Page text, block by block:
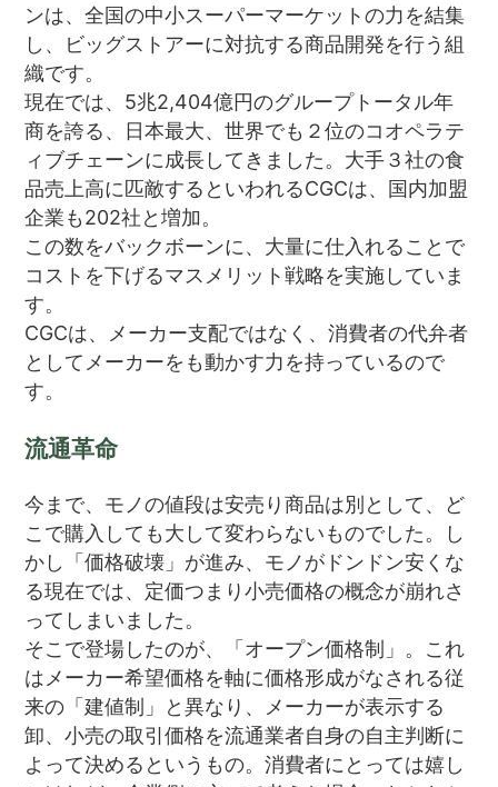
ンは、全国の中小スーパーマーケットの力を結集
し、ビッグストアーに対抗する商品開発を行う組
織です。
現在では、5兆2,404億円のグループトータル年
商を誇る、日本最大、世界でも２位のコオペラテ
ィブチェーンに成長してきました。大手３社の食
品売上高に匹敵するといわれるCGCは、国内加盟
企業も202社と増加。
この数をバックボーンに、大量に仕入れることで
コストを下げるマスメリット戦略を実施していま
す。
CGCは、メーカー支配ではなく、消費者の代弁者
としてメーカーをも動かす力を持っているので
す。
流通革命
今まで、モノの値段は安売り商品は別として、ど
こで購入しても大して変わらないものでした。し
かし「価格破壊」が進み、モノがドンドン安くな
る現在では、定価つまり小売価格の概念が崩れさ
ってしまいました。
そこで登場したのが、「オープン価格制」。これ
はメーカー希望価格を軸に価格形成がなされる従
来の「建値制」と異なり、メーカーが表示する
卸、小売の取引価格を流通業者自身の自主判断に
よって決めるというもの。消費者にとっては嬉し